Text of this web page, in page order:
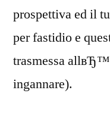
prospettiva ed il
per fastidio e
trasmessa
ingannare).